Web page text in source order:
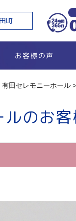
町
お客様の声
有田セレモニーホール >
のお